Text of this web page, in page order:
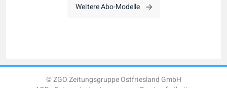
Weitere Abo-Modelle
© ZGO Zeitungsgruppe Ostfriesland GmbH